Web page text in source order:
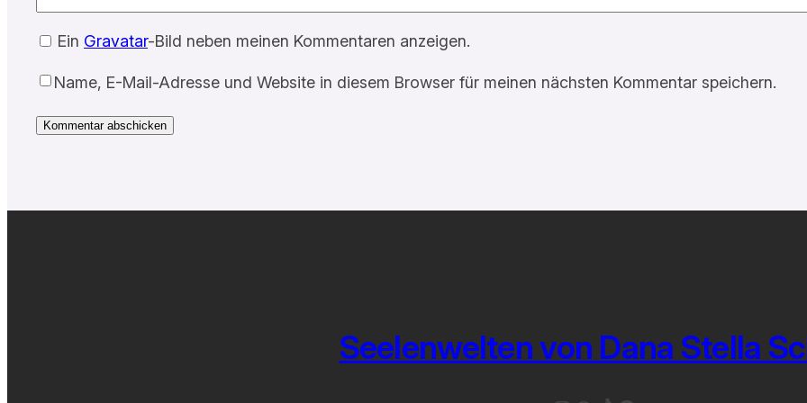
Ein Gravatar-Bild neben meinen Kommentaren anzeigen.
Name, E-Mail-Adresse und Website in diesem Browser für meinen nächsten Kommentar speichern.
Seelenwelten von Dana Stella